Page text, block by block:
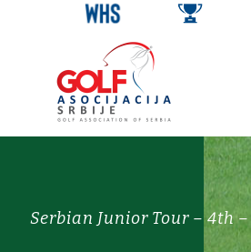
Serbian Junior Tour – 4th –